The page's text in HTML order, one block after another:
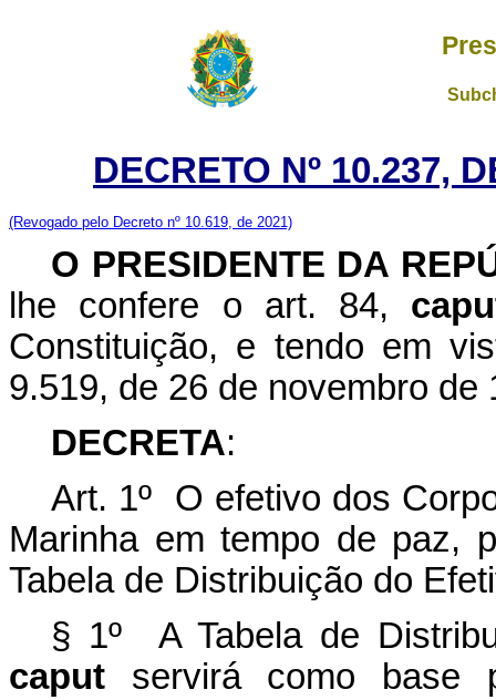
DECRETO Nº 10.237,
(Revogado pelo Decreto nº 10.619, de 2021)
O PRESIDENTE DA
lhe confere o art. 84,
Constituição, e tendo em
9.519, de 26 de novembro de
DECRETA:
Art. 1º O efetivo dos
Marinha em tempo de paz,
Tabela de Distribuição do
§ 1º A Tabela de
caput servirá como base